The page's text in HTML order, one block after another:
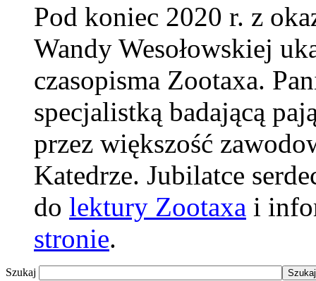
Pod koniec 2020 r. z
Wandy Wesołowskiej
czasopisma Zootaxa.
specjalistką badającą
przez większość
Katedrze. Jubilatce
do lektury Zootaxa i
stronie.
Szukaj